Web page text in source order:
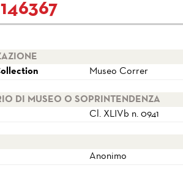
Museo Correr
DI MUSEO O SOPRINTENDENZA
Cl. XLIVb n. 0941
Anonimo